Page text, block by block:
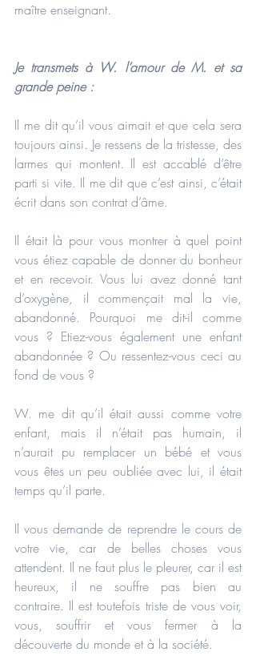
maître enseignant.
Je transmets à W. l’amour de M. et sa
grande peine :
Il me dit qu’il vous aimait et que cela sera
toujours ainsi. Je ressens de la tristesse, des
larmes qui montent. Il est accablé d’être
parti si vite. Il me dit que c’est ainsi, c’était
écrit dans son contrat d’âme.
Il était là pour vous montrer à quel point
vous étiez capable de donner du bonheur
et en recevoir. Vous lui avez donné tant
d’oxygène, il commençait mal la vie,
abandonné. Pourquoi me dit-il comme
vous ? Etiez-vous également une enfant
abandonnée ? Ou ressentez-vous ceci au
fond de vous ?
W. me dit qu’il était aussi comme votre
enfant, mais il n’était pas humain, il
n’aurait pu remplacer un bébé et vous
vous êtes un peu oubliée avec lui, il était
temps qu’il parte.
Il vous demande de reprendre le cours de
votre vie, car de belles choses vous
attendent. Il ne faut plus le pleurer, car il est
heureux, il ne souffre pas bien au
contraire. Il est toutefois triste de vous voir,
vous, souffrir et vous fermer à la
découverte du monde et à la société.